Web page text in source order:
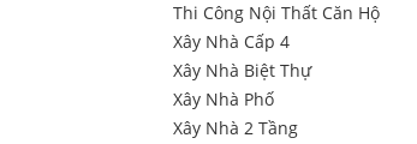
Thi Công Nội Thất Căn Hộ
Xây Nhà Cấp 4
Xây Nhà Biệt Thự
Xây Nhà Phố
Xây Nhà 2 Tầng